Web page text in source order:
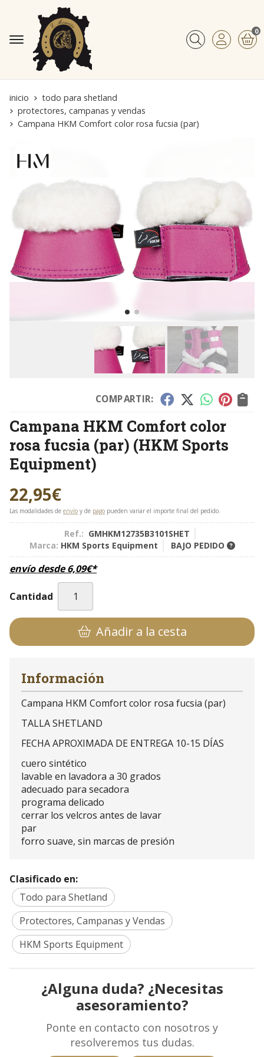
Buscar
0
inicio
todo para shetland
protectores, campanas y vendas
Campana HKM Comfort color rosa fucsia (par)
COMPARTIR:
Campana HKM Comfort color
rosa fucsia (par) (HKM Sports
Equipment)
22,95€
Las modalidades de envío y de pago pueden variar el importe final del pedido.
Ref.: GMHKM12735B3101SHET
Marca: HKM Sports Equipment BAJO PEDIDO
envío desde6,09€*
Cantidad
Añadir a la cesta
Información
Campana HKM Comfort color rosa fucsia (par)
TALLA SHETLAND
FECHA APROXIMADA DE ENTREGA 10-15 DÍAS
cuero sintético
lavable en lavadora a 30 grados
adecuado para secadora
programa delicado
cerrar los velcros antes de lavar
par
forro suave, sin marcas de presión
Clasificado en:
Todo para Shetland
Protectores, Campanas y Vendas
HKM Sports Equipment
¿Alguna duda? ¿Necesitas
asesoramiento?
Ponte en contacto con nosotros y
resolveremos tus dudas.